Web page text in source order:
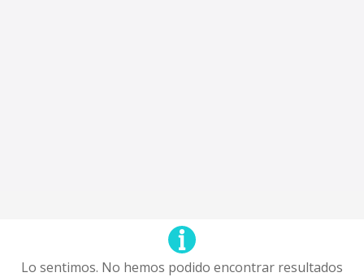
Lo sentimos. No hemos podido encontrar resultados